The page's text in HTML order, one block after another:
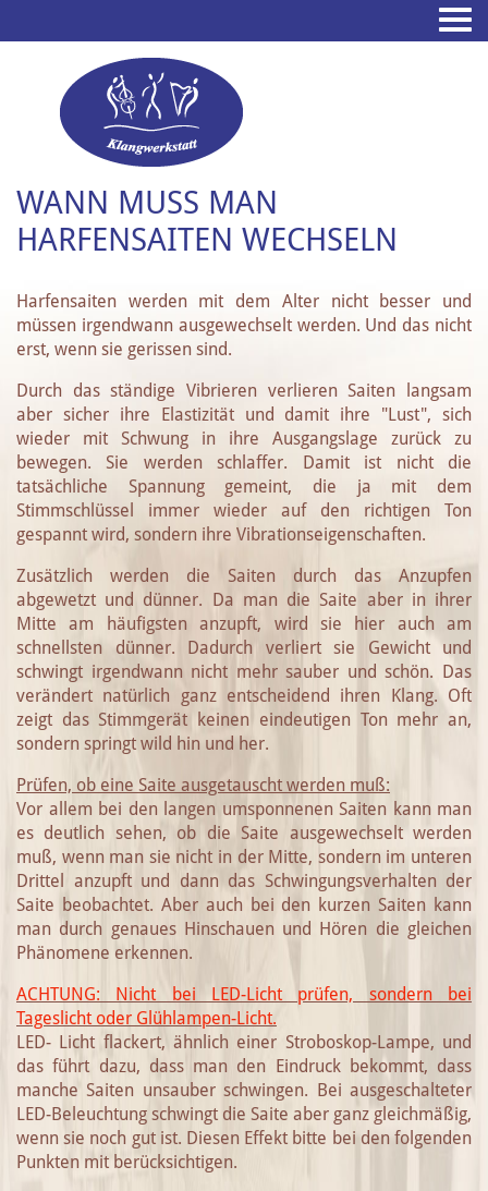
WANN MUSS MAN H
ARFENSAITEN WECHSELN
Harfensaiten werden mit dem Alter nicht besser und
müssen irgendwann ausgewechselt werden. Und das nicht
erst, wenn sie gerissen sind.
Durch das ständige Vibrieren verlieren Saiten langsam
aber sicher ihre Elastizität und damit ihre "Lust", sich
wieder mit Schwung in ihre Ausgangslage zurück zu
bewegen. Sie werden schlaffer. Damit ist nicht die
tatsächliche Spannung gemeint, die ja mit dem
Stimmschlüssel immer wieder auf den richtigen Ton
gespannt wird, sondern ihre Vibrationseigenschaften.
Zusätzlich werden die Saiten durch das Anzupfen
abgewetzt und dünner. Da man die Saite aber in ihrer
Mitte am häufigsten anzupft, wird sie hier auch am
schnellsten dünner. Dadurch verliert sie Gewicht und
schwingt irgendwann nicht mehr sauber und schön. Das
verändert natürlich ganz entscheidend ihren Klang. Oft
zeigt das Stimmgerät keinen eindeutigen Ton mehr an,
sondern springt wild hin und her.
Prüfen, ob eine Saite ausgetauscht werden muß:
Vor allem bei den langen umsponnenen Saiten kann man
es deutlich sehen, ob die Saite ausgewechselt werden
muß, wenn man sie nicht in der Mitte, sondern im unteren
Drittel anzupft und dann das Schwingungsverhalten der
Saite beobachtet. Aber auch bei den kurzen Saiten kann
man durch genaues Hinschauen und Hören die gleichen
Phänomene erkennen.
ACHTUNG: Nicht bei LED-Licht prüfen, sondern bei
Tageslicht oder Glühlampen-Licht.
LED- Licht flackert, ähnlich einer Stroboskop-Lampe, und
das führt dazu, dass man den Eindruck bekommt, dass
manche Saiten unsauber schwingen. Bei ausgeschalteter
LED-Beleuchtung schwingt die Saite aber ganz gleichmäßig,
wenn sie noch gut ist. Diesen Effekt bitte bei den folgenden
Punkten mit berücksichtigen.